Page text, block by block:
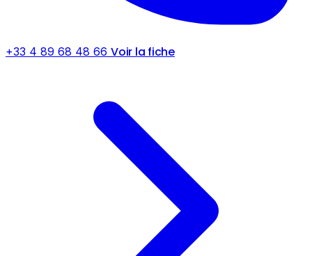
+33 4 89 68 48 66 Voir la fiche